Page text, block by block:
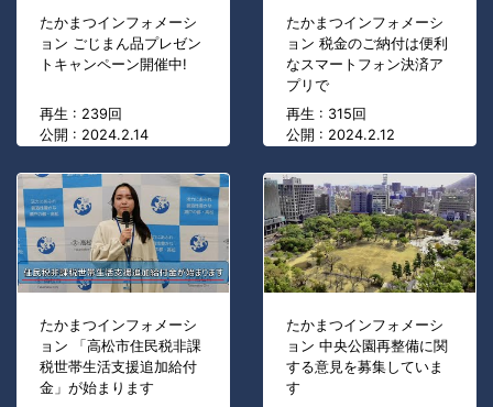
たかまつインフォメーシ
ョン ごじまん品プレゼン
トキャンペーン開催中!
再生 : 239回
公開 : 2024.2.14
たかまつインフォメーシ
ョン 税金のご納付は便利
なスマートフォン決済ア
プリで
再生 : 315回
公開 : 2024.2.12
たかまつインフォメーシ
ョン 「高松市住民税非課
税世帯生活支援追加給付
金」が始まります
たかまつインフォメーシ
ョン 中央公園再整備に関
する意見を募集していま
す